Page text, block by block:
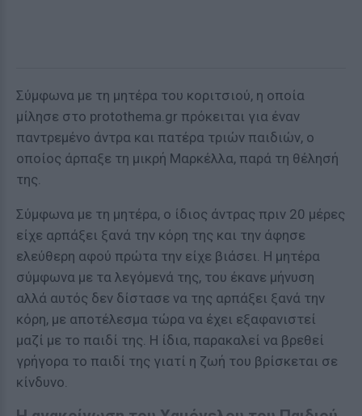
Σύμφωνα με τη μητέρα του κοριτσιού, η οποία
μίλησε στο protothema.gr πρόκειται για έναν
παντρεμένο άντρα και πατέρα τριών παιδιών, ο
οποίος άρπαξε τη μικρή Μαρκέλλα, παρά τη θέλησή
της.
Σύμφωνα με τη μητέρα, ο ίδιος άντρας πριν 20 μέρες
είχε αρπάξει ξανά την κόρη της και την άφησε
ελεύθερη αφού πρώτα την είχε βιάσει. Η μητέρα
σύμφωνα με τα λεγόμενά της, του έκανε μήνυση
αλλά αυτός δεν δίστασε να της αρπάξει ξανά την
κόρη, με αποτέλεσμα τώρα να έχει εξαφανιστεί
μαζί με το παιδί της. Η ίδια, παρακαλεί να βρεθεί
γρήγορα το παιδί της γιατί η ζωή του βρίσκεται σε
κίνδυνο.